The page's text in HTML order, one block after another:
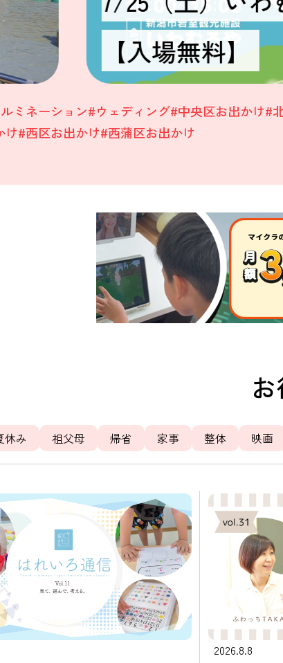
【入場無料】
ミネーション#ウェディング#中央区お出かけ#
け#西区お出かけ#西蒲区お出かけ
休み 祖父母 帰省 家事 整体 映画
2026.8.8